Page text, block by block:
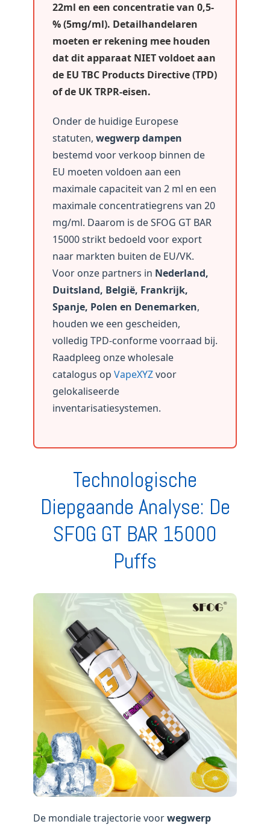
22ml en een concentratie van 0,5-
% (5mg/ml). Detailhandelaren
moeten er rekening mee houden
dat dit apparaat NIET voldoet aan
de EU TBC Products Directive (TPD)
of de UK TRPR-eisen.
Onder de huidige Europese
statuten, wegwerp dampen
bestemd voor verkoop binnen de
EU moeten voldoen aan een
maximale capaciteit van 2 ml en een
maximale concentratiegrens van 20
mg/ml. Daarom is de SFOG GT BAR
15000 strikt bedoeld voor export
naar markten buiten de EU/VK.
Voor onze partners in Nederland,
Duitsland, België, Frankrijk,
Spanje, Polen en Denemarken,
houden we een gescheiden,
volledig TPD-conforme voorraad bij.
Raadpleeg onze wholesale
catalogus op VapeXYZvoor
gelokaliseerde
inventarisatiesystemen.
Technologische
Diepgaande Analyse: De
SFOG GT BAR 15000
Puffs
De mondiale trajectorie voorwegwerp